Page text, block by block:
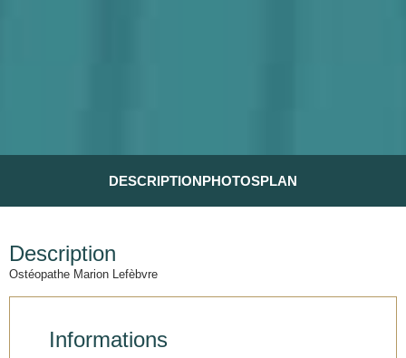
DESCRIPTIONPHOTOSPLAN
Description
Ostéopathe Marion Lefèbvre
Informations